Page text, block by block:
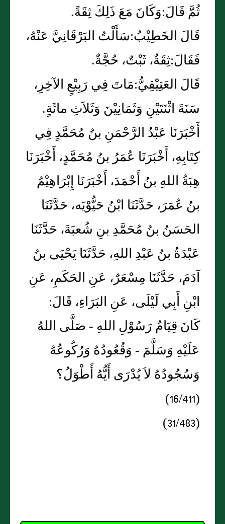
ثُمَّ قَالَ:وَكَانَ مَعَ ذَلِكَ ثِقَةً.
قَالَ الخَطِيْبُ:سَأَلْتُ البَرْقَانِيَّ عَنْهُ،
فَقَالَ:ثِقَةٌ، ثَبْتٌ، حُجَّةٌ.
قَالَ العَتِيْقِيُّ:مَاتَ فِي رَبِيْعٍ الآخِرِ،
سَنَةَ اثْنَتَيْنِ وَثَمَانِيْنَ وَثَلاَثِ مائَةٍ.
أَخْبَرَنَا عَبْدُ الرَّحْمَنِ بنُ مُحَمَّدٍ فِي
كِتَابِهِ، أَخْبَرَنَا عُمَرُ بنُ مُحَمَّدٍ، أَخْبَرَنَا
هِبَةُ اللهِ بنُ أَحْمَدَ، أَخْبَرَنَا إِبْرَاهِيْمُ
بنُ عُمَرَ، حَدَّثَنَا ابْنُ حَيُّوْيَه، حَدَّثَنَا
الحَسَنُ بنُ مُحَمَّدِ بنِ شُعبَةَ، حَدَّثَنَا
عَبْدَةُ بنُ عَبْدِ اللهِ، حَدَّثَنَا يَحْيَى بنُ
آدَمَ، حَدَّثَنَا مِسْعَرٌ، عَنِ الحَكَمِ، عَنِ
ابْنِ أَبِي لَيْلَى، عَنِ البَرَاءِ، قَالَ:
كَانَ قِيَامُ رَسُوْلِ اللهِ - صَلَّى اللهُ
عَلَيْهِ وَسَلَّمَ - وَقُعُودُهُ وَرُكُوعُهُ
وَسُجُودُهُ لاَ يُدْرَى أَيُّهُ أَطْوَلُ؟
(16/411)
(31/483)